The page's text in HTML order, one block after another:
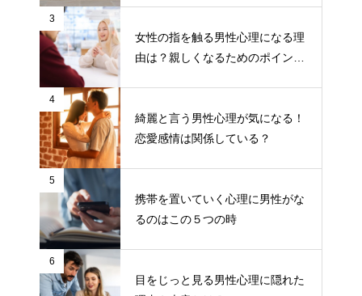
3
女性の指を触る男性心理になる理
由は？親しくなるためのポイント
4
綺麗と言う男性心理が気になる！
恋愛感情は関係している？
5
携帯を置いていく心理に男性がな
るのはこの５つの時
6
目をじっと見る男性心理に隠れた